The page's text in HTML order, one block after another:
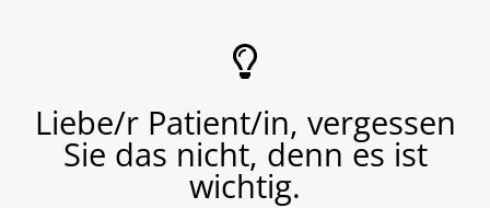
Liebe/r Patient/in, vergessen
Sie das nicht, denn es ist
wichtig.